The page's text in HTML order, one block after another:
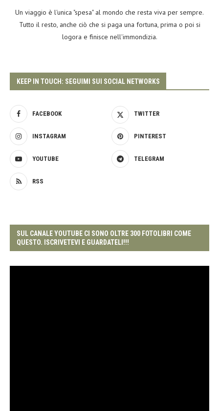
Un viaggio è l'unica "spesa" al mondo che resta viva per sempre.
Tutto il resto, anche ciò che si paga una fortuna, prima o poi si
logora e finisce nell'immondizia.
KEEP IN TOUCH: SEGUIMI SUI SOCIAL NETWORKS
FACEBOOK TWITTER
INSTAGRAM PINTEREST
YOUTUBE TELEGRAM
RSS
SUL CANALE YOUTUBE CI SONO OLTRE 300 FOTOLIBRI COME
QUESTO. ISCRIVETEVI E GUARDATELI!!!